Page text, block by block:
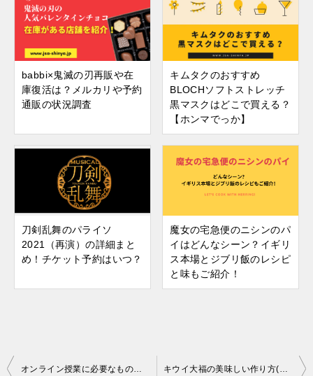
babbi×鬼滅の刃再販や在
庫復活は？メルカリや予約
通販の状況調査
キムタクのおすすめ
BLOCHソフトストレッチ
黒マスクはどこで買える？
【ホンマでっか】
刀剣乱舞のパライソ
2021（再演）の詳細まと
め！チケット予約はいつ？
魔女の宅急便のニシンのパ
イはどんなシーン？イギリ
ス本場とジブリ飯のレシピ
と味もご紹介！
投 オンライン授業に必要なもの！小学生・中学生・高校生で違う？ キウイ大福の美味しい作り方(手作り)！カロリーはどれくらい？